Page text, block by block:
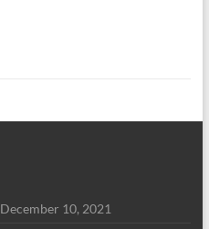
December 10, 2021